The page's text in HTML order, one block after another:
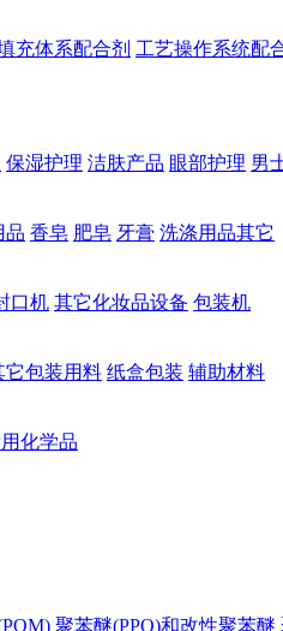
充体系配合剂 工艺操作系统配
保湿护理 洁肤产品 眼部护理 男
品 香皂 肥皂 牙膏 洗涤用品其它
口机 其它化妆品设备 包装机
它包装用料 纸盒包装 辅助材料
化学品
聚苯醚(PPO)和改性聚苯醚